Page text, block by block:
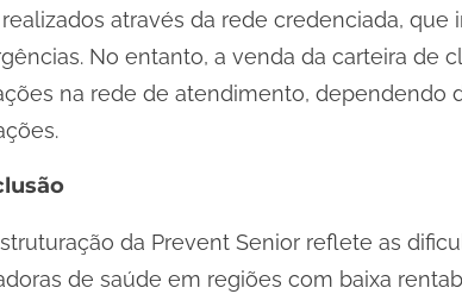
através da rede credenciada, que
No entanto, a venda da carteira de
na rede de atendimento, dependendo
da Prevent Senior reflete as
de saúde em regiões com baixa